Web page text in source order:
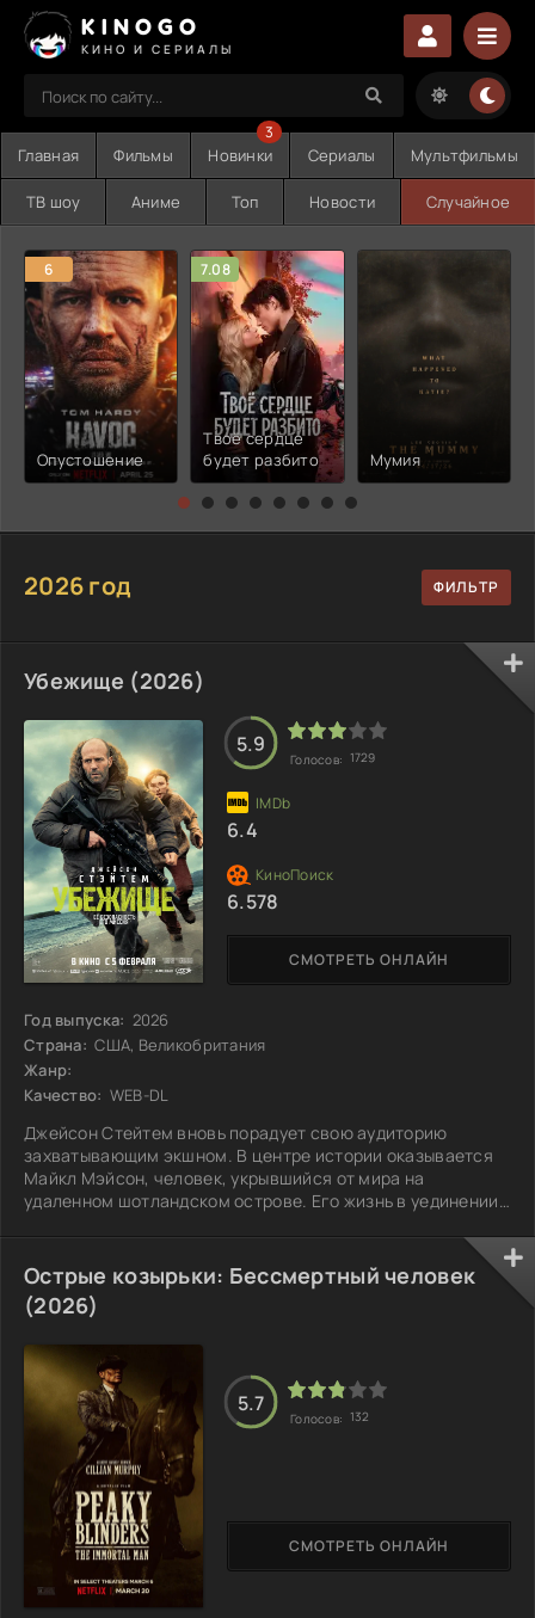
KINOGO
КИНО И СЕРИАЛЫ
Главная Фильмы Новинки
3
Сериалы Мультфильмы
ТВ шоу Аниме Топ Новости Случайное
6
Опустошение
7.08
Твоё сердце
будет разбито
Мумия
2026 год
Убежище (2026)
Год выпуска: 2026
Страна: США, Великобритания
Жанр:
Качество: WEB-DL
Джейсон Стейтем вновь порадует свою аудиторию
захватывающим экшном. В центре истории оказывается
Майкл Мэйсон, человек, укрывшийся от мира на
удаленном шотландском острове. Его жизнь в уединении
которую играет Наоми Аки, становятся потенциальными
жертвами шторма. Спасая девушку, Майкл вновь
привлекает внимание спецслужб, с которыми у него
неразрешенные старые счеты. Прежние работодатели, в
СМОТРЕТЬ ОНЛАЙН
5.9
Голосов: 1729
6.4
6.578
Острые козырьки: Бессмертный человек
(2026)
СМОТРЕТЬ ОНЛАЙН
5.7
Голосов: 132